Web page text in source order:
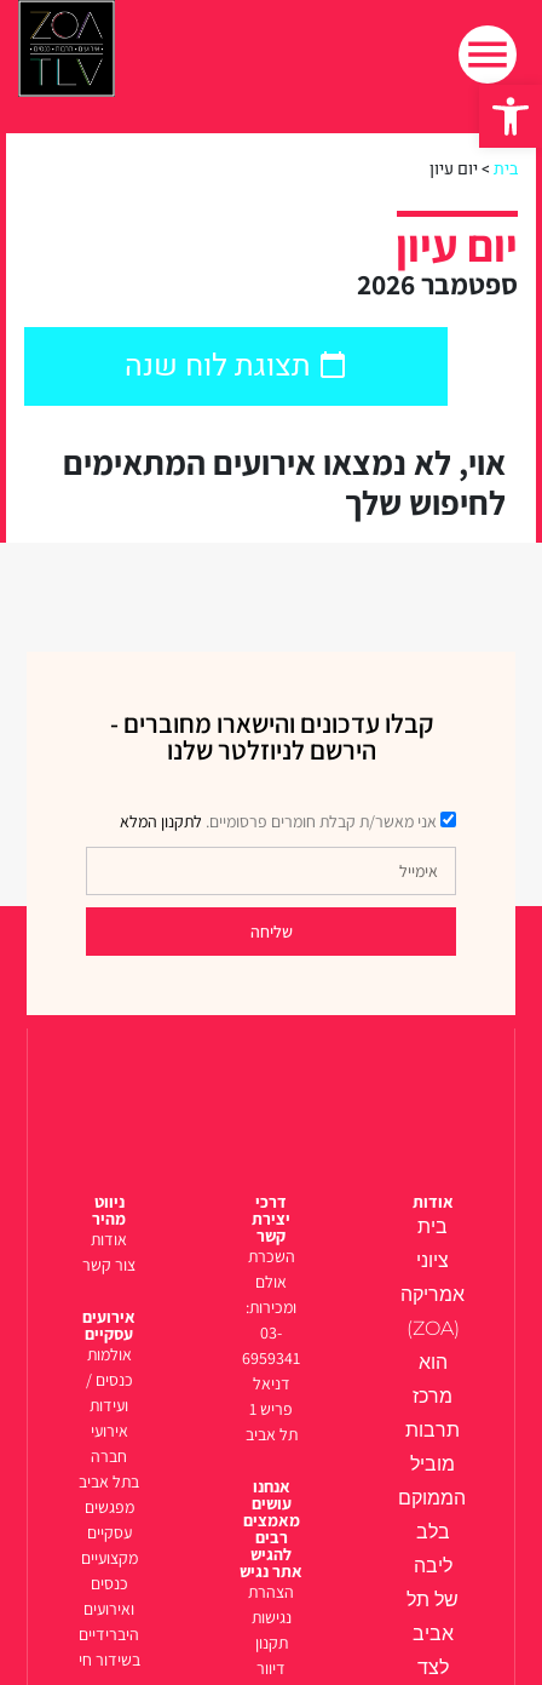
פתח סרגל נגישות
בית>יום עיון
יום עיון
ספטמבר 2026
תצוגת לוח שנה
אוי, לא נמצאו אירועים המתאימים
לחיפוש שלך
קבלו עדכונים והישארו מחוברים -
הירשם לניוזלטר שלנו
אני מאשר/ת קבלת חומרים פרסומיים. לתקנון המלא
שליחה
אודות
בית
ציוני
אמריקה
(ZOA)
הוא
מרכז
תרבות
מוביל
הממוקם
בלב
ליבה
של תל
אביב
לצד
דרכי
יצירת
קשר
השכרת
אולם
ומכירות:
03-
6959341
דניאל
פריש 1
תל אביב
אנחנו
עושים
מאמצים
רבים
להגיש
אתר נגיש
הצהרת
נגישות
תקנון
דיוור
ניווט
מהיר
אודות
צור קשר
אירועים
עסקיים
אולמות
כנסים /
ועידות
אירועי
חברה
בתל אביב
מפגשים
עסקיים
מקצועיים
כנסים
ואירועים
היברידיים
בשידור חי